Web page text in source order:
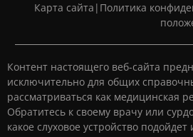
Карта сайта | Политика
Контент настоящего веб-сайта
исключительно для общих
рассматриваться как медицинская
Обратитесь к своему врачу или
какое слуховое устройство